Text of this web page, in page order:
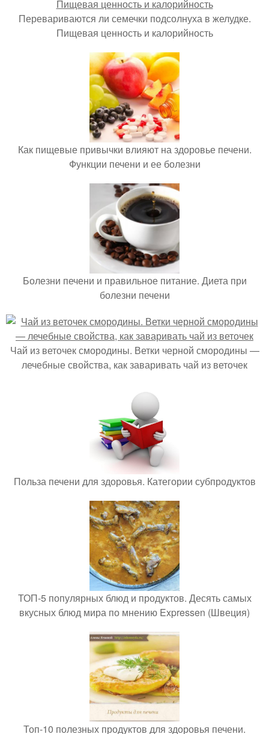
Перевариваются ли семечки подсолнуха в желудке.
Пищевая ценность и калорийность
Как пищевые привычки влияют на здоровье печени.
Функции печени и ее болезни
Болезни печени и правильное питание. Диета при
болезни печени
Чай из веточек смородины. Ветки черной смородины —
лечебные свойства, как заваривать чай из веточек
Польза печени для здоровья. Категории субпродуктов
ТОП-5 популярных блюд и продуктов. Десять самых
вкусных блюд мира по мнению Expressen (Швеция)
Топ-10 полезных продуктов для здоровья печени.